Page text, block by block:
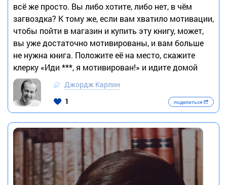
всё же просто. Вы либо хотите, либо нет, в чём
загвоздка? К тому же, если вам хватило мотивации,
чтобы пойти в магазин и купить эту книгу, может,
вы уже достаточно мотивированы, и вам больше
не нужна книга. Положите её на место, скажите
клерку «Иди ***, я мотивирован!» и идите домой
Джордж Карлин
1
поделиться